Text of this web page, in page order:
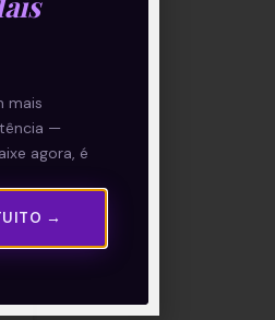
mais
—
agora, é
→